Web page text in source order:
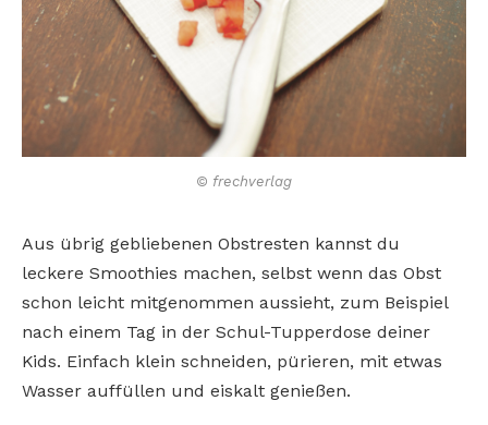
© frechverlag
Aus übrig gebliebenen Obstresten kannst du
leckere Smoothies machen, selbst wenn das Obst
schon leicht mitgenommen aussieht, zum Beispiel
nach einem Tag in der Schul-Tupperdose deiner
Kids. Einfach klein schneiden, pürieren, mit etwas
Wasser auffüllen und eiskalt genießen.